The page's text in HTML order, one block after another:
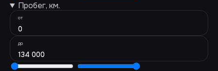
Пробег, км.
от
0
до
134 000